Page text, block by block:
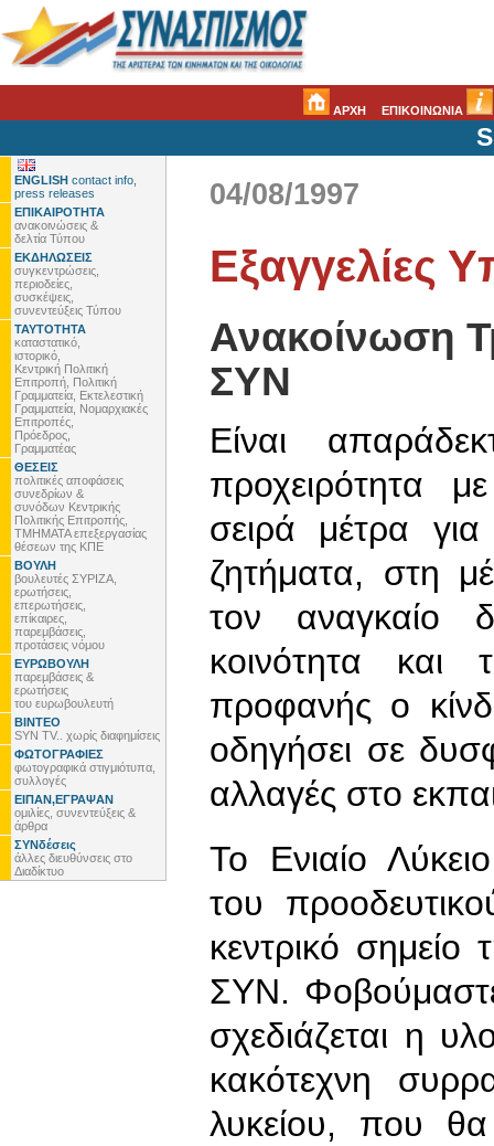
ΑΡΧΗ ΕΠΙΚΟΙΝΩΝΙΑ
ENGLISH contact info,
press releases
ΕΠΙΚΑΙΡΟΤΗΤΑ
ανακοινώσεις &
δελτία Τύπου
ΕΚΔΗΛΩΣΕΙΣ
συγκεντρώσεις,
περιοδείες,
συσκέψεις,
συνεντεύξεις Τύπου
ΤΑΥΤΟΤΗΤΑ
καταστατικό,
ιστορικό,
Κεντρική Πολιτική
Επιτροπή, Πολιτική
Γραμματεία, Εκτελεστική
Γραμματεία, Νομαρχιακές
Επιτροπές,
Πρόεδρος,
Γραμματέας
ΘΕΣΕΙΣ
πολιτικές αποφάσεις
συνεδρίων &
συνόδων Κεντρικής
Πολιτικής Επιτροπής,
ΤΜΗΜΑΤΑ επεξεργασίας
θέσεων της ΚΠΕ
ΒΟΥΛΗ
βουλευτές ΣΥΡΙΖΑ,
ερωτήσεις,
επερωτήσεις,
επίκαιρες,
παρεμβάσεις,
προτάσεις νόμου
ΕΥΡΩΒΟΥΛΗ
παρεμβάσεις &
ερωτήσεις
του ευρωβουλευτή
ΒΙΝΤΕΟ
SYN TV.. χωρίς διαφημίσεις
ΦΩΤΟΓΡΑΦΙΕΣ
φωτογραφικά στιγμιότυπα,
συλλογές
ΕΙΠΑΝ,ΕΓΡΑΨΑΝ
ομιλίες, συνεντεύξεις &
άρθρα
ΣΥΝδέσεις
άλλες διευθύνσεις στο
Διαδίκτυο
04/08/1997
Εξαγγελίες
Ανακοίνωση
ΣΥΝ
Είναι
προχειρότητα
σειρά μέτρα
ζητήματα, στη
τον αναγκαίο
κοινότητα και
προφανής ο
οδηγήσει σε
αλλαγές στο
Το Ενιαίο
του
κεντρικό σημείο
ΣΥΝ.
σχεδιάζεται η
κακότεχνη
λυκείου, που θα